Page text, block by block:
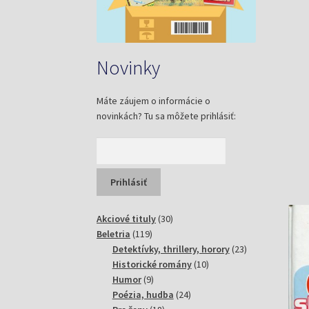
Novinky
Máte záujem o informácie o
novinkách? Tu sa môžete prihlásiť:
Akciové tituly 3030
Beletria 119119
produktov
Detektívky, thrillery, horory 2323
Historické romány 1010
Humor 99
produktov
Poézia, hudba 2424